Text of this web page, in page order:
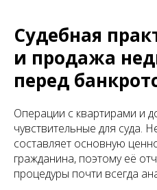
Судебная
и продажа
перед
Операции с квартирами и
чувствительные для суда.
составляет основную
гражданина, поэтому её
процедуры почти всегда